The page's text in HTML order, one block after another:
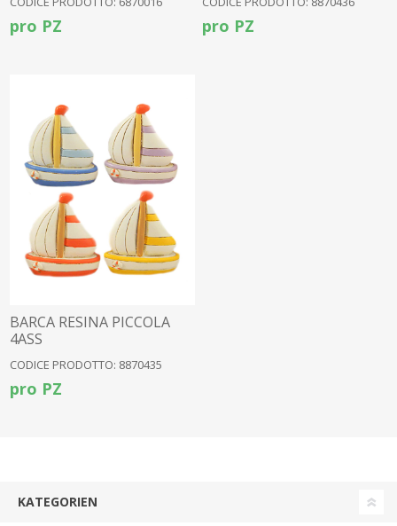
pro PZ pro PZ
BARCA RESINA PICCOLA
4ASS
CODICE PRODOTTO: 8870435
pro PZ
KATEGORIEN